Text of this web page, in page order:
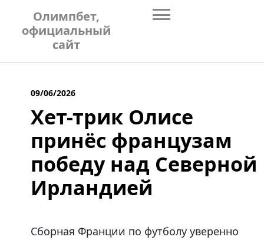
content
Олимпбет,
официальный
сайт
09/06/2026
Хет-трик Олисе
принёс французам
победу над Северной
Ирландией
Сборная Франции по футболу уверенно